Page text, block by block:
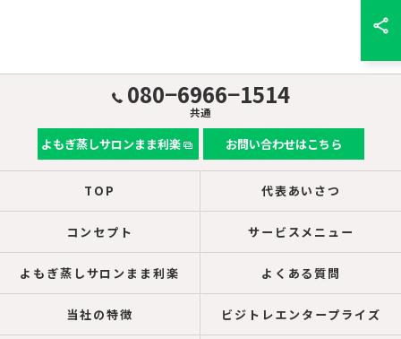
080−6966−1514
共通
よもぎ蒸しサロンまま利楽 お問い合わせはこちら
TOP 代表あいさつ
コンセプト サービスメニュー
よもぎ蒸しサロンまま利楽 よくある質問
当社の特徴 ビジトレエンタープライズ